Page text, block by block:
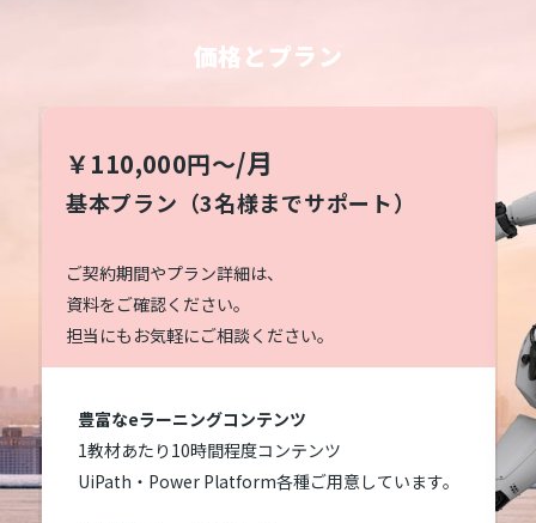
価格とプラン
￥110,000円～/月
基本プラン（3名様までサポート）
ご契約期間やプラン詳細は、
資料をご確認ください。
担当にもお気軽にご相談ください。
豊富なeラーニングコンテンツ
1教材あたり10時間程度コンテンツ
UiPath・Power Platform各種ご用意しています。